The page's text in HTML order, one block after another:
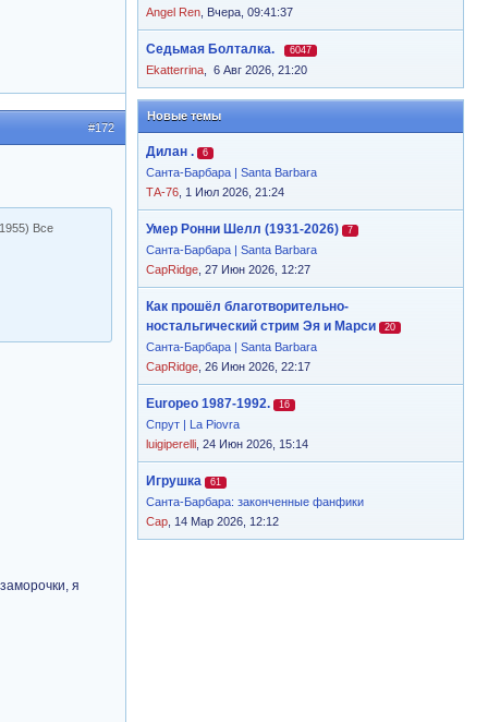
Angel Ren Вчера, 09:41:37
Седьмая Болталка. 6047
Ekatterrina 6 Авг 2026, 21:20
Новые темы
Дилан . 6
Санта-Барбара | Santa Barbara
ТА-76 , 1 Июл 2026, 21:24
Умер Ронни Шелл (1931-2026) 7
Санта-Барбара | Santa Barbara
CapRidge , 27 Июн 2026, 12:27
Как прошёл благотворительно-
ностальгический стрим Эя и Марси
20
Санта-Барбара | Santa Barbara
CapRidge , 26 Июн 2026, 22:17
Europeo 1987-1992. 16
Спрут | La Piovra
luigiperelli , 24 Июн 2026, 15:14
Игрушка 61
Санта-Барбара: законченные фанфики
Cap , 14 Мар 2026, 12:12
#172
Все
я